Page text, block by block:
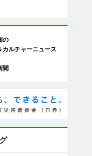
の
カルチャーニュース
聞